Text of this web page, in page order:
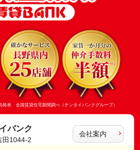
表 全国賃貸住宅新聞調べ（チンタイバンクグループ）
バンク
田1044-2
会社案内